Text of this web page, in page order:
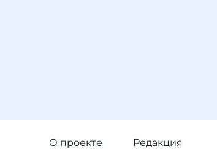
О проекте Редакция